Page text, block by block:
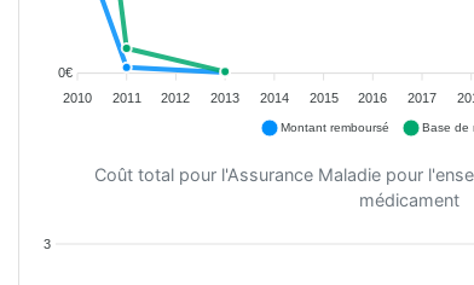
0€
2010
2011 2012 2013 2014 2015 2016 2017
Montant remboursé Base de
Coût total pour l'Assurance Maladie pour
médicament
3